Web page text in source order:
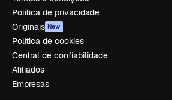
Política de privacidade
Originais New
Política de cookies
Central de confiabilidade
Afiliados
Empresas